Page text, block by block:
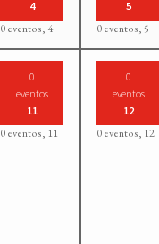
4
0 eventos, 4
5
0 eventos,5
0
eventos
11
0 eventos, 11
0
eventos
12
0 eventos, 12